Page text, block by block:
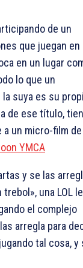
de un
que juegan en
en un lugar
lo que un
suya es su
de ese título,
a un micro-film de
y se las
una LOL le
el complejo
arregla para
tal cosa, y